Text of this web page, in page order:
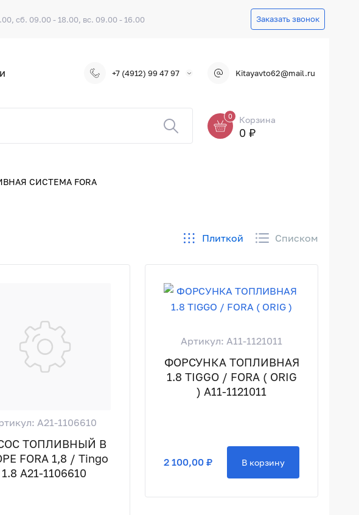
сб. 09.00 - 18.00, вс. 09.00 - 16.00 Заказать звонок
+7 (4912) 99 47 97 Kitayavto62@mail.ru
0 Корзина
0 ₽
СИСТЕМА FORA
Плиткой Списком
A21-1106610
ТОПЛИВНЫЙ В
FORA 1,8 / Tingo
1.8 A21-1106610
Артикул: A11-1121011
ФОРСУНКА ТОПЛИВНАЯ
1.8 TIGGO / FORA ( ORIG
) A11-1121011
2 100,00 ₽ В корзину